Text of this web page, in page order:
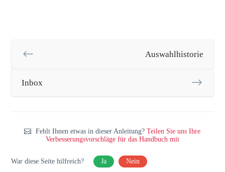
Auswahlhistorie
Inbox
Fehlt Ihnen etwas in dieser Anleitung?Teilen Sie uns Ihre
Verbesserungsvorschläge für das Handbuch mit
War diese Seite hilfreich? Ja Nein